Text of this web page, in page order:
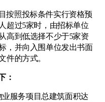
按照投标条件实行资格预
超过5家时，由招标单位
高到低选择不少于5家资
，并向入围单位发出书面
件的方式。
：
服务项目总建筑面积达